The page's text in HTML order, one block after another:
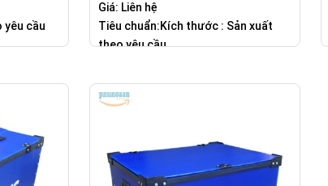
yêu cầu
Giá: Liên hệ
Tiêu chuẩn:Kích thước : Sản xuất
theo yêu cầu